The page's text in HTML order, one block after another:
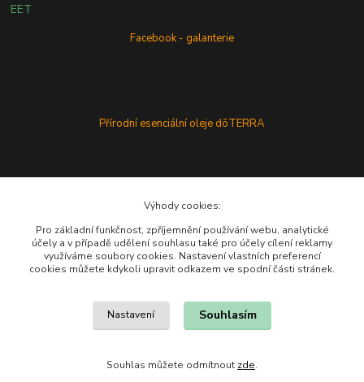
EET
Facebook - galanterie
Přírodní esenciální oleje dōTERRA
Výhody cookies:
Pro základní funkčnost, zpříjemnění používání webu, analytické
účely a v případě udělení souhlasu také pro účely cílení reklamy
využíváme soubory cookies. Nastavení vlastních preferencí
cookies můžete kdykoli upravit odkazem ve spodní části stránek.
Nastavení Souhlasím
Souhlas můžete odmítnout zde.